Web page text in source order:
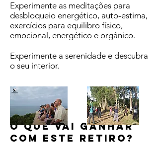
Experimente as meditações para
desbloqueio energético, auto-estima,
exercícios para equilibro físico,
emocional, energético e orgânico.
Experimente a serenidade e descubra
o seu interior.
O QUE VAI GANHAR
COM ESTE RETIRO?